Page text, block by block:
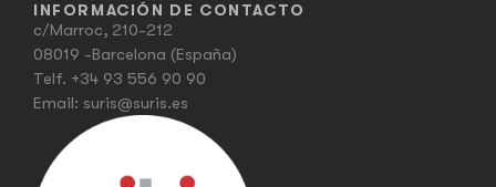
INFORMACIÓN DE CONTACTO
c/Marroc, 210-212
08019 -Barcelona (España)
Telf. +34 93 556 90 90
Email: suris@suris.es